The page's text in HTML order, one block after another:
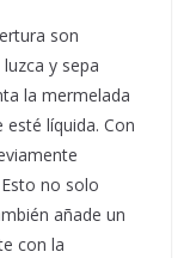
son
y sepa
la mermelada
líquida. Con
no solo
añade un
con la